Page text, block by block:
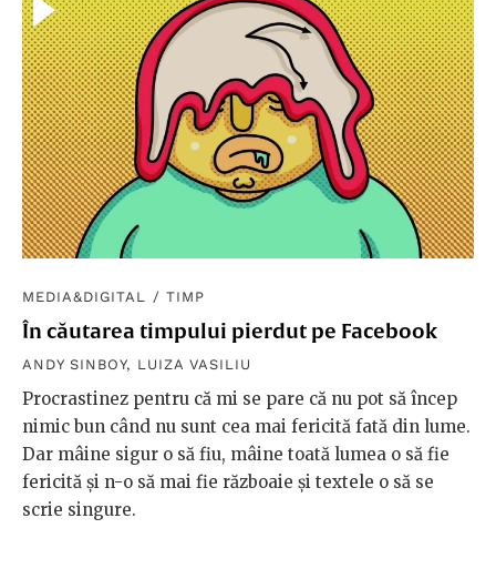
MEDIA&DIGITAL / TIMP
În căutarea timpului pierdut pe Facebook
ANDY SINBOY, LUIZA VASILIU
Procrastinez pentru că mi se pare că nu pot să încep
nimic bun când nu sunt cea mai fericită fată din lume.
Dar mâine sigur o să fiu, mâine toată lumea o să fie
fericită și n-o să mai fie războaie și textele o să se
scrie singure.